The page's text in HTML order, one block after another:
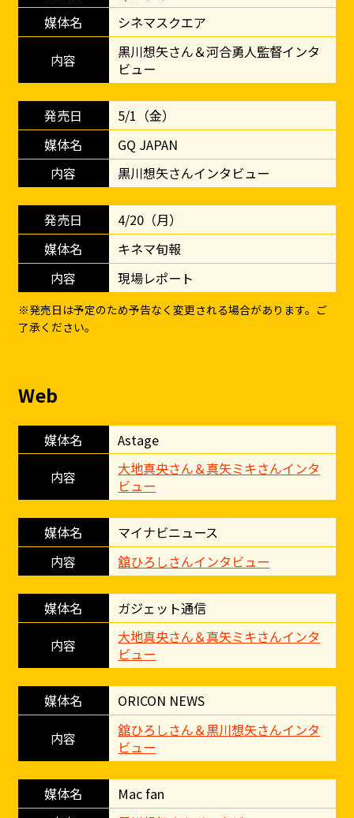
シネマスクエア
黒川想矢さん＆河合勇人監督インタ
ビュー
5/1（金）
GQ JAPAN
黒川想矢さんインタビュー
4/20（月）
キネマ旬報
現場レポート
※発売日は予定のため予告なく変更される場合があります。ご
了承ください。
Web
Astage
大地真央さん＆真矢ミキさんインタ
ビュー
マイナビニュース
舘ひろしさんインタビュー
ガジェット通信
大地真央さん＆真矢ミキさんインタ
ビュー
ORICON NEWS
舘ひろしさん＆黒川想矢さんインタ
ビュー
Mac fan